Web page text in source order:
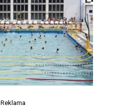
Reklama